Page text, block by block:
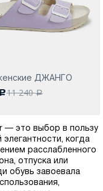
ДЖАНГО
c11 240a
— это выбор в пользу
когда
расслабленного
отпуска или
обувь завоевала